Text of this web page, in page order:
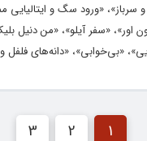
سرباز»، «ورود سگ و
دون اور»، «سفر آیلو»، «من
«بی‌خوابی»، «دانه‌های فلفل
1
2
3